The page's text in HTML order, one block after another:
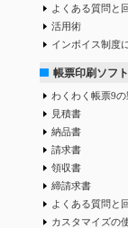
よくある質問と
活用術
インボイス制度
帳票印刷ソフト
わくわく帳票9
見積書
納品書
請求書
領収書
締請求書
よくある質問と
カスタマイズの